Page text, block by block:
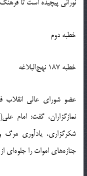
نورانی پیچیده است تا
خطبه‌ دوم
خطبه 187 نهج‌البلاغه
عضو شورای عالی انقلاب
شکرگزاری، یادآوری
جنازه‌های اموات را جلوه‌ای